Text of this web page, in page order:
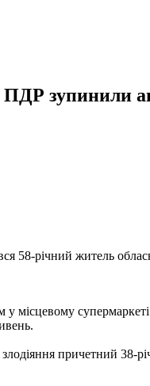
зупинили
58-річний житель
місцевому
причетний 38-